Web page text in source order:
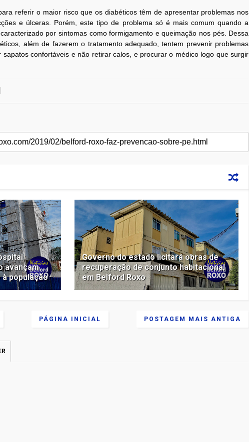
referir o maior risco que os diabéticos têm de apresentar problemas nos
e úlceras. Porém, este tipo de problema só é mais comum quando a
por sintomas como formigamento e queimação nos pés. Dessa
além de fazerem o tratamento adequado, tentem prevenir problemas
confortáveis e não retirar calos, e procurar o médico logo que surgir
avançam
população
Governo do estado licitará obras de
recuperação de conjunto habitacional
em Belford Roxo
POSTAGEM MAIS ANTIGA
PÁGINA INICIAL